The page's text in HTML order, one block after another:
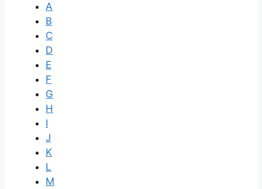
A
B
C
D
E
F
G
H
I
J
K
L
M